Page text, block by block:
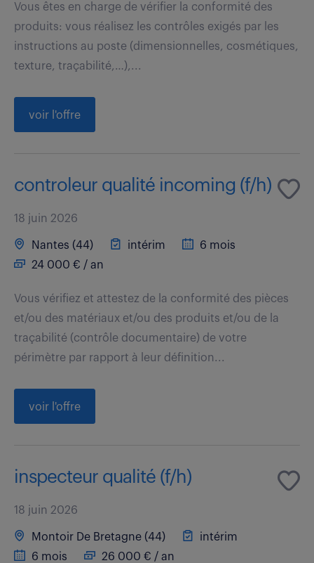
Vous êtes en charge de vérifier la conformité des
produits: vous réalisez les contrôles exigés par les
instructions au poste (dimensionnelles, cosmétiques,
texture, traçabilité,…),...
voir l'offre
controleur qualité incoming (f/h)
18 juin 2026
Nantes (44) intérim
6 mois
24 000 € / an
Vous vérifiez et attestez de la conformité des pièces
et/ou des matériaux et/ou des produits et/ou de la
traçabilité (contrôle documentaire) de votre
périmètre par rapport à leur définition...
voir l'offre
inspecteur qualité (f/h)
18 juin 2026
Montoir De Bretagne (44)
intérim
6 mois
26 000 € / an